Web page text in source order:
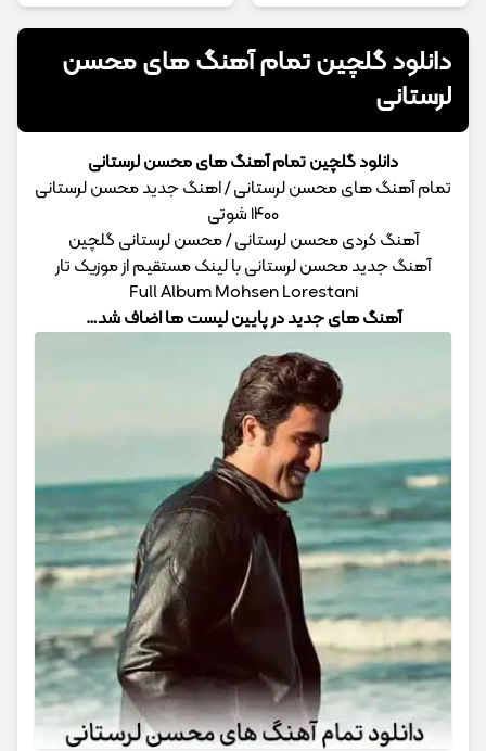
دانلود گلچین تمام آهنگ های محسن
لرستانی
دانلود گلچین تمام آهنگ های محسن لرستانی
تمام آهنگ های محسن لرستانی / اهنگ جدید محسن لرستانی
۱۴۰۰ شوتی
آهنگ کردی محسن لرستانی / محسن لرستانی گلچین
آهنگ جدید محسن لرستانی با لینک مستقیم از موزیک تار
Full Album Mohsen Lorestani
آهنگ های جدید در پایین لیست ها اضاف شد…